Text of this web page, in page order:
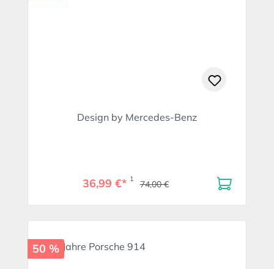
Design by Mercedes-Benz
36,99 €* 1 74,00 €
50 %